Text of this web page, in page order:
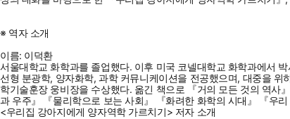
※ 역자 소개
이름: 이덕환
서울대학교 화학과를 졸업했다. 이후 미국 코넬대학교 화학과에서
선형 분광학, 양자화학, 과학 커뮤니케이션을 전공했으며, 대중을
학기술훈장 웅비장을 수상했다. 옮긴 책으로 『거의 모든 것의 역
과 우주』 『물리학으로 보는 사회』 『화려한 화학의 시대』 『우
<우리집 강아지에게 양자역학 가르치기> 저자 소개